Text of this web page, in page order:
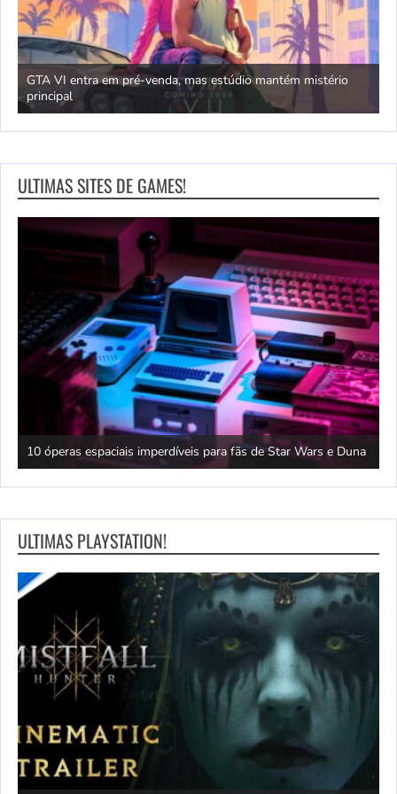
GTA VI entra em pré-venda, mas estúdio mantém mistério
principal
ULTIMAS SITES DE GAMES!
10 óperas espaciais imperdíveis para fãs de Star Wars e Duna
ULTIMAS PLAYSTATION!